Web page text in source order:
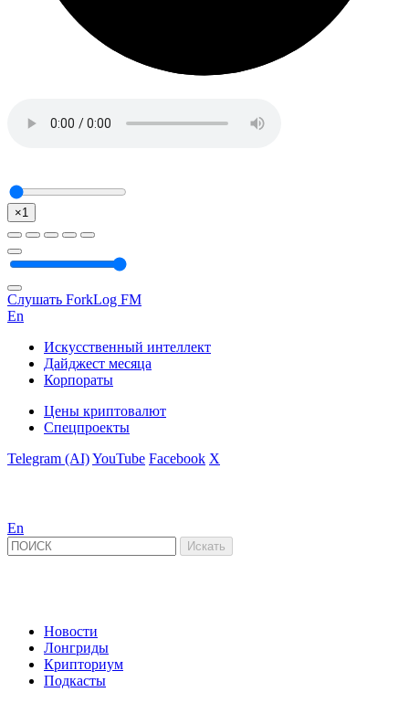
×1
Слушать ForkLog FM
En
Искусственный интеллект
Дайджест месяца
Корпораты
Цены криптовалют
Спецпроекты
Telegram (AI)YouTube Facebook X
En
Новости
Лонгриды
Крипториум
Подкасты